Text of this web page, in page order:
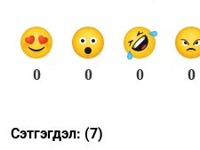
0 0 0 0
Сэтгэгдэл: (7)